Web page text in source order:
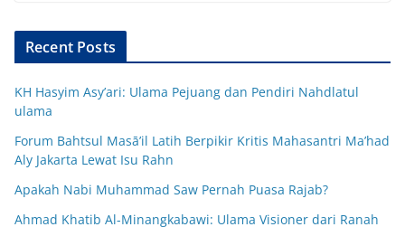
Recent Posts
KH Hasyim Asy’ari: Ulama Pejuang dan Pendiri Nahdlatul
ulama
Forum Bahtsul Masā’il Latih Berpikir Kritis Mahasantri Ma’had
Aly Jakarta Lewat Isu Rahn
Apakah Nabi Muhammad Saw Pernah Puasa Rajab?
Ahmad Khatib Al-Minangkabawi: Ulama Visioner dari Ranah